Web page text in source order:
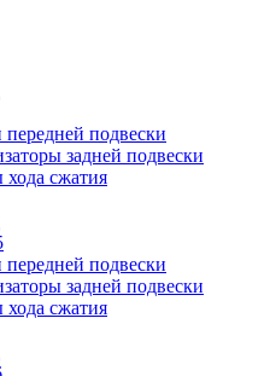
подвески
задней подвески
сжатия
подвески
задней подвески
сжатия